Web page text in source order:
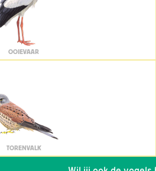
OOIEVAAR
TORENVALK